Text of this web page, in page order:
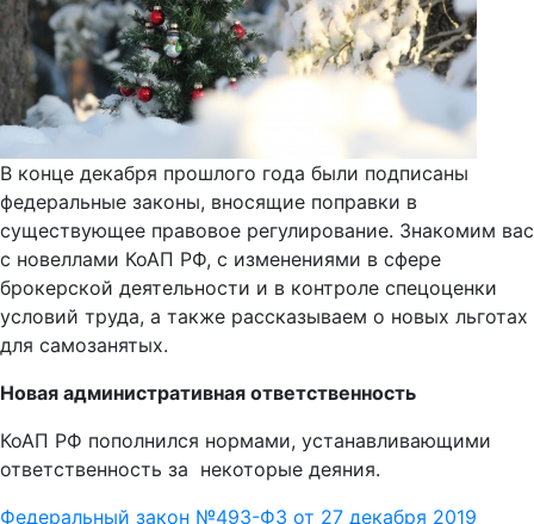
В конце декабря прошлого года были подписаны
федеральные законы, вносящие поправки в
существующее правовое регулирование. Знакомим вас
с новеллами КоАП РФ, с изменениями в сфере
брокерской деятельности и в контроле спецоценки
условий труда, а также рассказываем о новых льготах
для самозанятых.
Новая административная ответственность
КоАП РФ пополнился нормами, устанавливающими
ответственность за некоторые деяния.
Федеральный закон №493-ФЗ от 27 декабря 2019